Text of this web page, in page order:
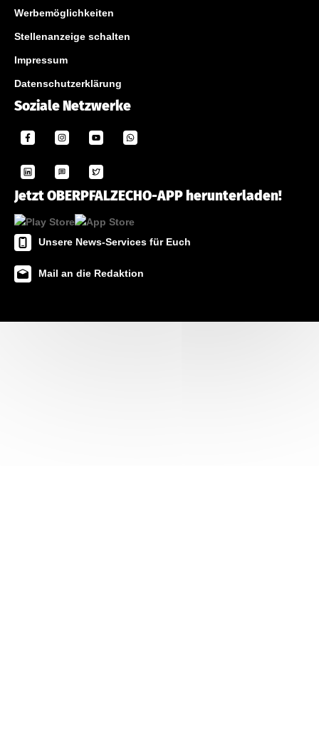
Werbemöglichkeiten
Stellenanzeige schalten
Impressum
Datenschutzerklärung
Soziale Netzwerke
Jetzt OBERPFALZECHO-APP herunterladen!
Unsere News-Services für Euch
Mail an die Redaktion